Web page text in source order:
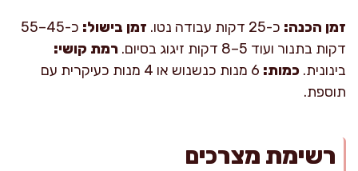
זמן הכנה: כ-25 דקות עבודה נטו. זמן בישול:
כ-45–55
דקות בתנור ועוד 5–8 דקות זיגוג בסיום.
רמת קושי:
בינונית. כמות:
6 מנות כנשנוש או 4 מנות כעיקרית עם
תוספת.
רשימת מצרכים